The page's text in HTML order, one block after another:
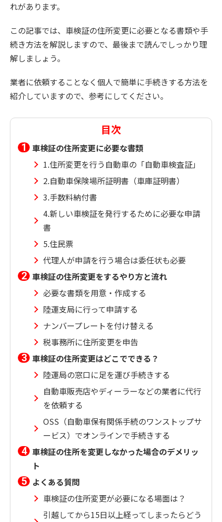
れがあります。
この記事では、車検証の住所変更に必要となる書類や手
続き方法を解説しますので、最後まで読んでしっかり理
解しましょう。
業者に依頼することなく個人で簡単に手続きする方法を
紹介していますので、参考にしてください。
目次
車検証の住所変更に必要な書類
1.住所変更を行う自動車の「自動車検査証」
2.自動車保険場所証明書（車庫証明書）
3.手数料納付書
4.新しい車検証を発行するために必要な申請
書
5.住民票
代理人が申請を行う場合は委任状も必要
車検証の住所変更をするやり方と流れ
必要な書類を用意・作成する
陸運支局に行って申請する
ナンバープレートを付け替える
税事務所に住所変更を申告
車検証の住所変更はどこでできる？
陸運局の窓口に足を運び手続きする
自動車販売店やディーラーなどの業者に代行
を依頼する
OSS（自動車保有関係手続のワンストップサ
ービス）でオンラインで手続きする
車検証の住所を変更しなかった場合のデメリッ
ト
よくある質問
車検証の住所変更が必要になる場面は？
引越してから15日以上経ってしまったらどう